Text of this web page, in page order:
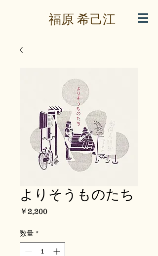
​福原 希己江
よりそうものたち
￥2,200価
数量 *